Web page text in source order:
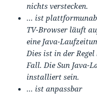
nichts verstecken.
… ist
TV-Browser läuft
eine Java-
Dies ist in der
Fall. Die Sun Java-
installiert sein.
… ist anpassbar